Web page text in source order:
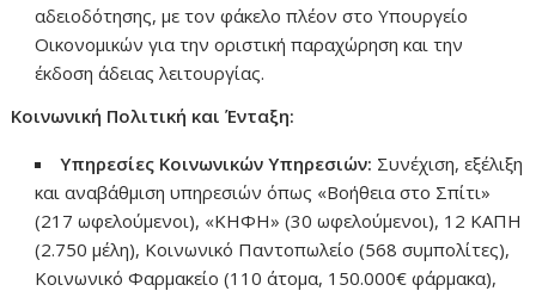
αδειοδότησης, με τον φάκελο πλέον στο Υπουργείο
Οικονομικών για την οριστική παραχώρηση και την
έκδοση άδειας λειτουργίας.
Κοινωνική Πολιτική και Ένταξη:
Υπηρεσίες Κοινωνικών Υπηρεσιών: Συνέχιση, εξέλιξη
και αναβάθμιση υπηρεσιών όπως «Βοήθεια στο Σπίτι»
(217 ωφελούμενοι), «ΚΗΦΗ» (30 ωφελούμενοι), 12 ΚΑΠΗ
(2.750 μέλη), Κοινωνικό Παντοπωλείο (568 συμπολίτες),
Κοινωνικό Φαρμακείο (110 άτομα, 150.000€ φάρμακα),